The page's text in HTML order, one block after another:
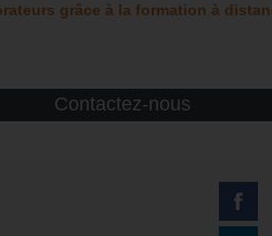
grâce à la formation à
Contactez-nous